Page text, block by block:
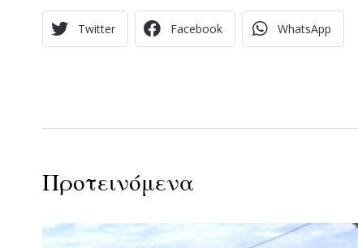
Twitter Facebook WhatsApp
Προτεινόμενα